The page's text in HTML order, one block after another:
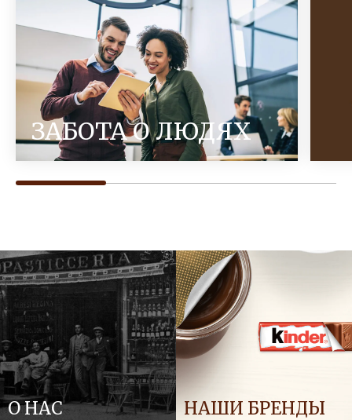
ЗАБОТА О ЛЮДЯХ
О НАС НАШИ БРЕНДЫ